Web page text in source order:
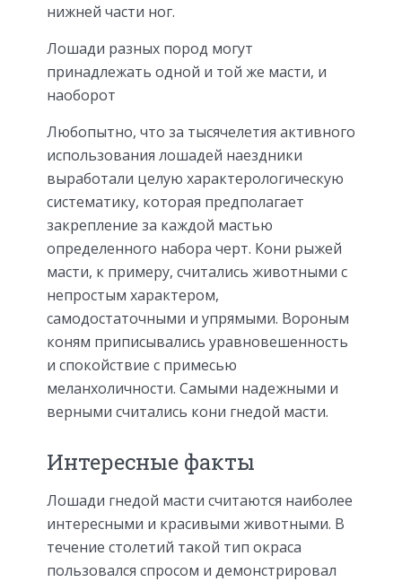
нижней части ног.
Лошади разных пород могут
принадлежать одной и той же масти, и
наоборот
Любопытно, что за тысячелетия активного
использования лошадей наездники
выработали целую характерологическую
систематику, которая предполагает
закрепление за каждой мастью
определенного набора черт. Кони рыжей
масти, к примеру, считались животными с
непростым характером,
самодостаточными и упрямыми. Вороным
коням приписывались уравновешенность
и спокойствие с примесью
меланхоличности. Самыми надежными и
верными считались кони гнедой масти.
Интересные факты
Лошади гнедой масти считаются наиболее
интересными и красивыми животными. В
течение столетий такой тип окраса
пользовался спросом и демонстрировал